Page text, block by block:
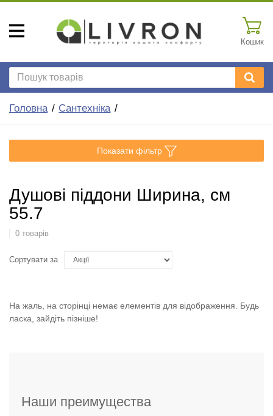
Кошик
Головна Сантехніка
Показати фільтр
Душові піддони Ширина, см
55.7
0 товарів
Сортувати за
На жаль, на сторінці немає елементів для відображення. Будь
ласка, зайдіть пізніше!
Наши преимущества